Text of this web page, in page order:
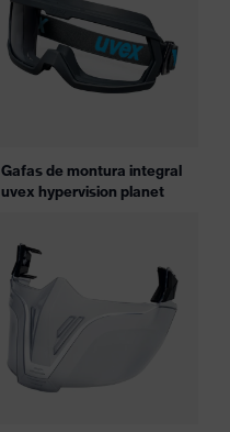
Gafas de montura integral
uvex hypervision planet